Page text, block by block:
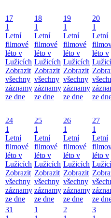
17
1
Letní
filmové
léto v
Lužicích
Zobrazit
všechny
záznamy
ze dne
18
1
Letní
filmové
léto v
Lužicích
Zobrazit
všechny
záznamy
ze dne
19
1
Letní
filmové
léto v
Lužicích
Zobrazit
všechny
záznamy
ze dne
20
1
Letní
léto v
ze
24
1
Letní
filmové
léto v
Lužicích
Zobrazit
všechny
záznamy
ze dne
25
1
Letní
filmové
léto v
Lužicích
Zobrazit
všechny
záznamy
ze dne
26
1
Letní
filmové
léto v
Lužicích
Zobrazit
všechny
záznamy
ze dne
27
1
Letní
léto v
ze
31
1
2
3